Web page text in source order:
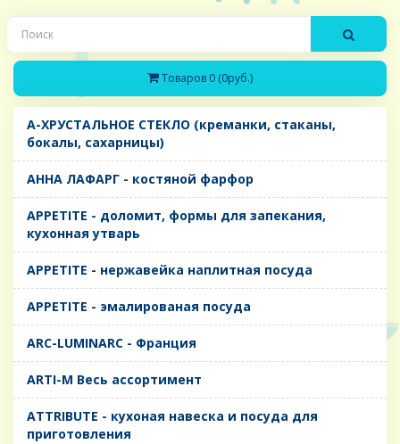
Товаров 0 (0руб.)
A-ХРУСТАЛЬНОЕ СТЕКЛО (креманки, стаканы,
бокалы, сахарницы)
AHHA ЛАФАРГ - костяной фарфор
APPETITE - доломит, формы для запекания,
кухонная утварь
APPETITE - нержавейка наплитная посуда
APPETITE - эмалированая посуда
ARC-LUMINARC - Франция
ARTI-M Весь ассортимент
ATTRIBUTE - кухоная навеска и посуда для
приготовления